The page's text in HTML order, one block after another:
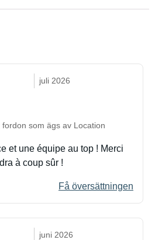
juli 2026
som ägs av Location
et une équipe au top ! Merci
à coup sûr !
Få översättningen
juni 2026